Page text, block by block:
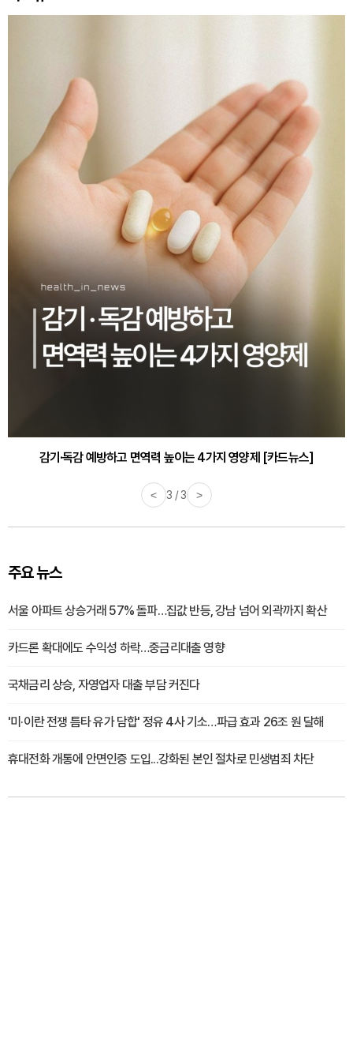
감기·독감 예방하고 면역력 높이는 4가지 영양제 [카드뉴스]
< 3 / 3 >
주요 뉴스
서울 아파트 상승거래 57% 돌파…집값 반등, 강남 넘어 외곽까지 확산
카드론 확대에도 수익성 하락…중금리대출 영향
국채금리 상승, 자영업자 대출 부담 커진다
'미·이란 전쟁 틈타 유가 담합' 정유 4사 기소…파급 효과 26조 원 달해
휴대전화 개통에 안면인증 도입...강화된 본인 절차로 민생범죄 차단